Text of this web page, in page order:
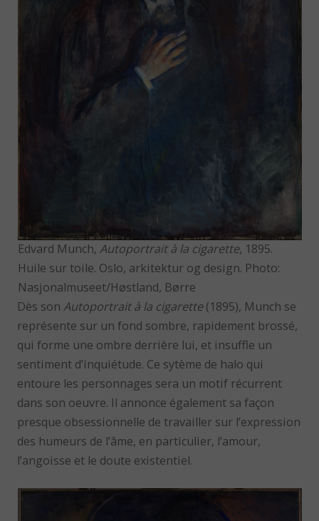
Edvard Munch, Autoportrait à la cigarette, 1895.
Huile sur toile. Oslo, arkitektur og design. Photo:
Nasjonalmuseet/Høstland, Børre
Dès sonAutoportrait à la cigarette(1895), Munch se
représente sur un fond sombre, rapidement brossé,
qui forme une ombre derrière lui, et insuffle un
sentiment d’inquiétude. Ce sytème de halo qui
entoure les personnages sera un motif récurrent
dans son oeuvre. Il annonce également sa façon
presque obsessionnelle de travailler sur l’expression
des humeurs de l’âme, en particulier, l’amour,
l’angoisse et le doute existentiel.